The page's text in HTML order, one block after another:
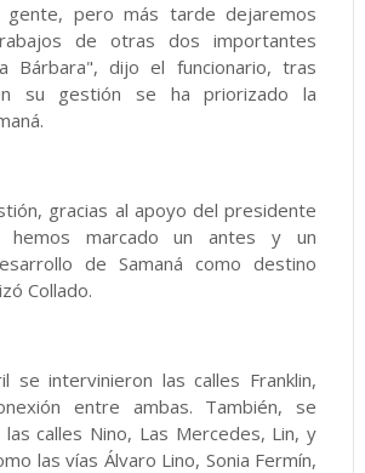
gente, pero más tarde dejaremos
de otras dos importantes
Bárbara", dijo el funcionario, tras
su gestión se ha priorizado la
gracias al apoyo del presidente
hemos marcado un antes y un
de Samaná como destino
Collado.
se intervinieron las calles Franklin,
entre ambas. También, se
calles Nino, Las Mercedes, Lin, y
las vías Álvaro Lino, Sonia Fermín,